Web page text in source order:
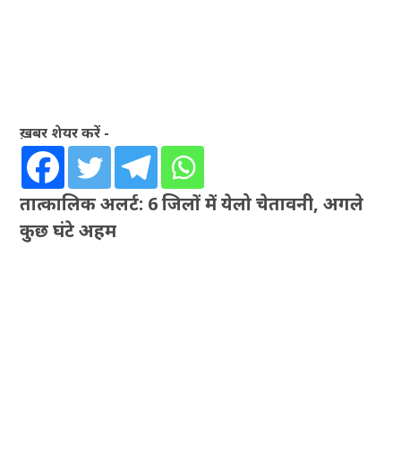
ख़बर शेयर करें -
तात्कालिक अलर्ट: 6 जिलों में येलो चेतावनी, अगले
कुछ घंटे अहम